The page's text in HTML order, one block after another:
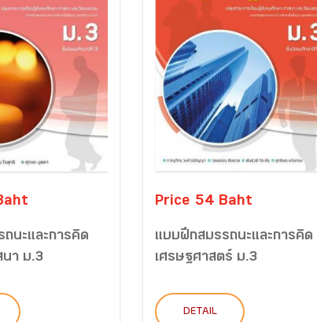
นะและการคิด
นา ม.3
Price 54 Baht
แบบฝึกสมรรถนะและการคิด
เศรษฐศาสตร์ ม.3
DETAIL